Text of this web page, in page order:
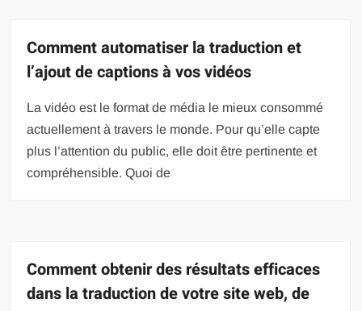
Comment automatiser la traduction et
l’ajout de captions à vos vidéos
La vidéo est le format de média le mieux consommé
actuellement à travers le monde. Pour qu’elle capte
plus l’attention du public, elle doit être pertinente et
compréhensible. Quoi de
Comment obtenir des résultats efficaces
dans la traduction de votre site web, de